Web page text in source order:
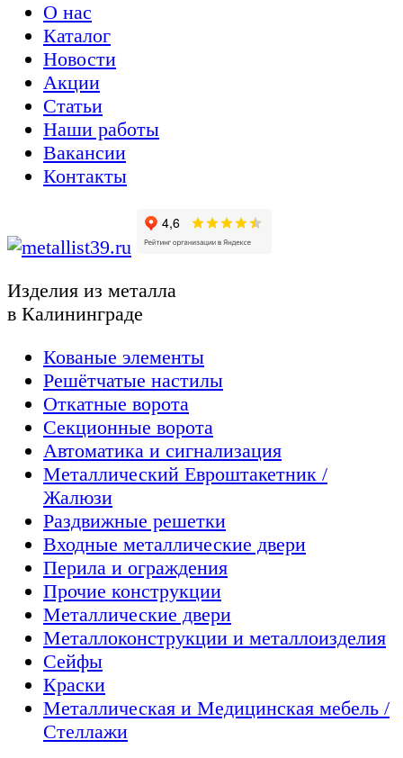
О нас
Каталог
Новости
Акции
Статьи
Наши работы
Вакансии
Контакты
Изделия из металла
в Калининграде
Кованые элементы
Решётчатые настилы
Откатные ворота
Секционные ворота
Автоматика и сигнализация
Металлический Евроштакетник /
Жалюзи
Раздвижные решетки
Входные металлические двери
Перила и ограждения
Прочие конструкции
Металлические двери
Металлоконструкции и металлоизделия
Сейфы
Краски
Металлическая и Медицинская мебель /
Стеллажи